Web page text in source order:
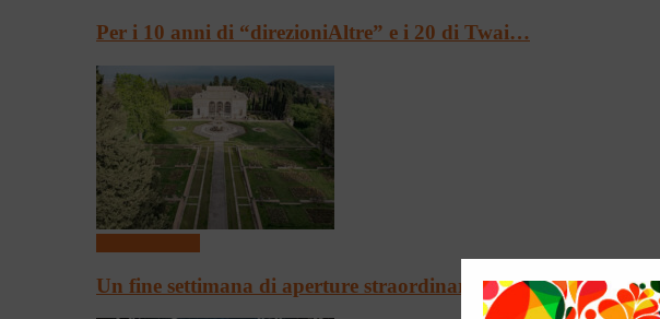
Per i 10 anni di “direzioniAltre” e i 20 di Twai…
Un fine settimana di aperture straordinarie a Palazzo Farnes…